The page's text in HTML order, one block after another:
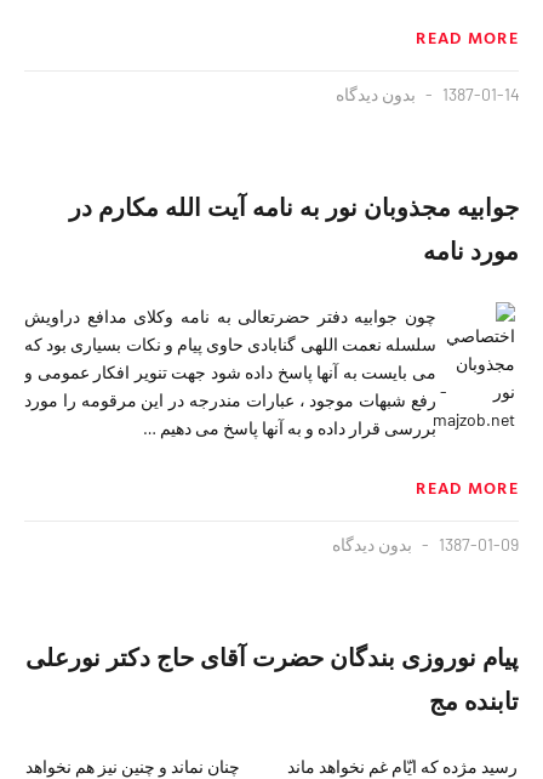
READ MORE
1387-01-14 بدون دیدگاه
جوابيه مجذوبان نور به نامه آیت الله مکارم در
مورد نامه
چون جوابیه دفتر حضرتعالی به نامه وکلای مدافع دراویش
سلسله نعمت اللهی گنابادی حاوی پیام و نکات بسیاری بود که
می بایست به آنها پاسخ داده شود جهت تنویر افکار عمومی و
رفع شبهات موجود ، عبارات مندرجه در این مرقومه را مورد
بررسی قرار داده و به آنها پاسخ می دهیم …
READ MORE
1387-01-09 بدون دیدگاه
پیام نوروزی بندگان حضرت آقای حاج دکتر نورعلی
تابنده مج
رسید مژده که ایّام غم نخواهد ماند چنان نماند و چنین نیز هم نخواهد